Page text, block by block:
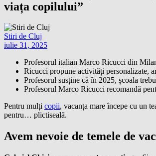
viața copilului”
Stiri de Cluj
iulie 31, 2025
Profesorul italian Marco Ricucci din
Ricucci propune activități personalizate,
Profesorul susține că în 2025, școala
Profesorul Marco Ricucci recomandă
Pentru mulți copii, vacanța mare începe cu un
pentru… plictiseală.
Avem nevoie de temele de